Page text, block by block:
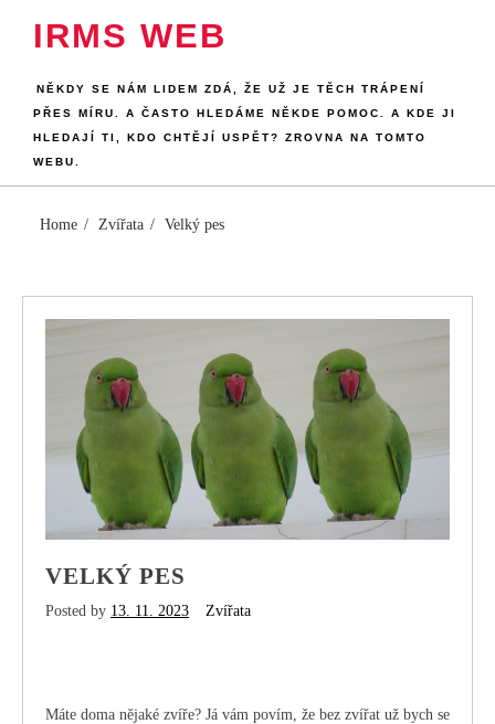
IRMS WEB
NĚKDY SE NÁM LIDEM ZDÁ, ŽE UŽ JE TĚCH TRÁPENÍ
PŘES MÍRU. A ČASTO HLEDÁME NĚKDE POMOC. A KDE JI
HLEDAJÍ TI, KDO CHTĚJÍ USPĚT? ZROVNA NA TOMTO
WEBU.
Home Zvířata Velký pes
VELKÝ PES
Posted by 13. 11. 2023 Zvířata
Máte doma nějaké zvíře? Já vám povím, že bez zvířat už bych se